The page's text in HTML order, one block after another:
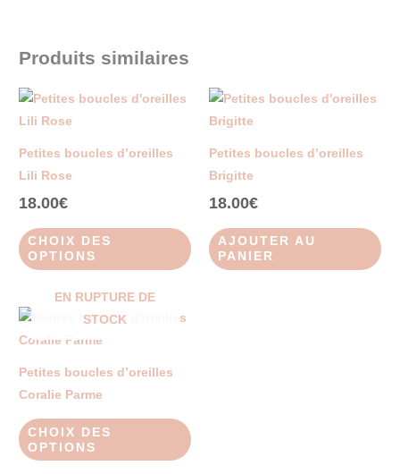
Produits similaires
Petites boucles d’oreilles
Lili Rose
18.00€
CHOIX DES
OPTIONS
produit
Les
options
peuvent
Petites boucles d’oreilles
Brigitte
18.00€
AJOUTER AU
PANIER
EN RUPTURE DE
STOCK
Petites boucles d’oreilles
Coralie Parme
CHOIX DES
OPTIONS